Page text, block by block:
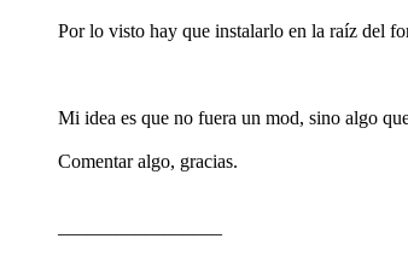
Por lo visto hay que instalarlo en la raíz del
Mi idea es que no fuera un mod, sino algo
Comentar algo, gracias.